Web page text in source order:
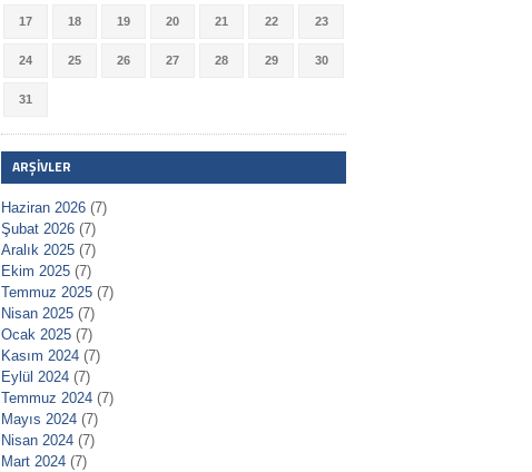
17 18 19 20 21 22 23
24 25 26 27 28 29 30
31
ARŞIVLER
Haziran 2026 (7)
Şubat 2026 (7)
Aralık 2025 (7)
Ekim 2025 (7)
Temmuz 2025 (7)
Nisan 2025 (7)
Ocak 2025 (7)
Kasım 2024 (7)
Eylül 2024 (7)
Temmuz 2024 (7)
Mayıs 2024 (7)
Nisan 2024 (7)
Mart 2024 (7)